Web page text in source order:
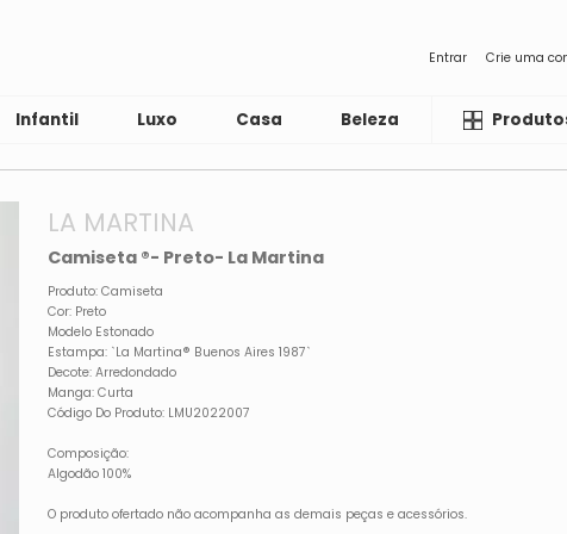
Entrar Crie uma
Infantil Luxo Casa Beleza Liquida
LA MARTINA
Camiseta ®- Preto- La Martina
Produto: Camiseta
Cor: Preto
Modelo Estonado
Estampa: `La Martina® Buenos Aires 1987`
Decote: Arredondado
Manga: Curta
Código Do Produto: LMU2022007
Composição:
Algodão 100%
O produto ofertado não acompanha as demais peças e acessórios.